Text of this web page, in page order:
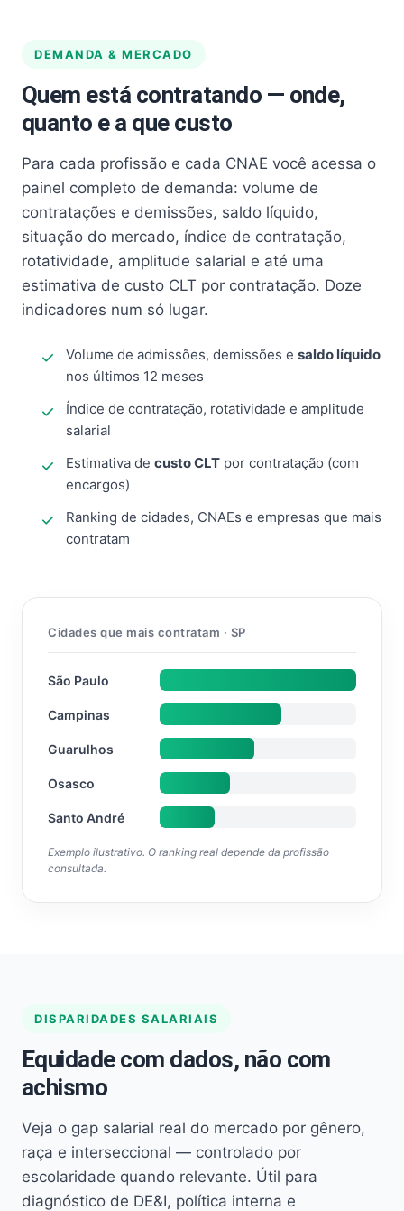
DEMANDA & MERCADO
Quem está contratando — onde,
quanto e a que custo
Para cada profissão e cada CNAE você acessa o
painel completo de demanda: volume de
contratações e demissões, saldo líquido,
situação do mercado, índice de contratação,
rotatividade, amplitude salarial e até uma
estimativa de custo CLT por contratação. Doze
indicadores num só lugar.
Volume de admissões, demissões e saldo líquido
nos últimos 12 meses
Índice de contratação, rotatividade e amplitude
salarial
Estimativa de custo CLT por contratação (com
encargos)
Ranking de cidades, CNAEs e empresas que mais
contratam
Cidades que mais contratam · SP
São Paulo
Campinas
Guarulhos
Osasco
Santo André
Exemplo ilustrativo. O ranking real depende da profissão
consultada.
DISPARIDADES SALARIAIS
Equidade com dados, não com
achismo
Veja o gap salarial real do mercado por gênero,
raça e interseccional — controlado por
escolaridade quando relevante. Útil para
diagnóstico de DE&I, política interna e